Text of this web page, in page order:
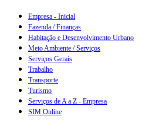
Empresa - Inicial
Fazenda / Finanças
Habitação e Desenvolvimento Urbano
Meio Ambiente / Serviços
Serviços Gerais
Trabalho
Transporte
Turismo
Serviços de A a Z - Empresa
SIM Online